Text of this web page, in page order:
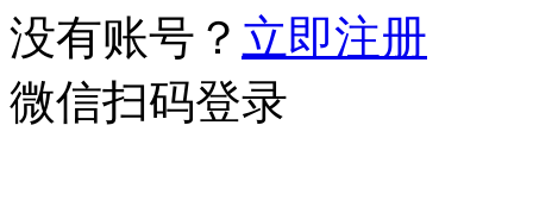
没有账号？ 立即注册
微信扫码登录